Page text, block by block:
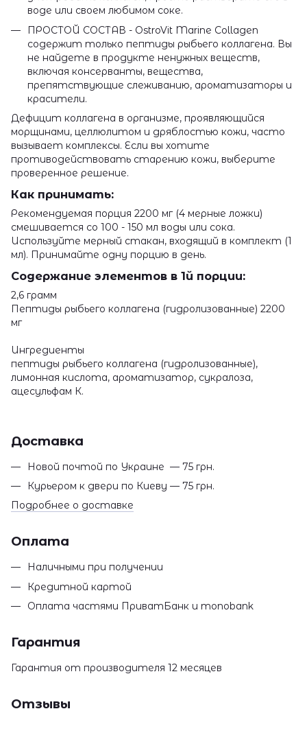
воде или своем любимом соке.
ПРОСТОЙ СОСТАВ - OstroVit Marine Collagen
содержит только пептиды рыбьего коллагена. Вы
не найдете в продукте ненужных веществ,
включая консерванты, вещества,
препятствующие слеживанию, ароматизаторы и
красители.
Дефицит коллагена в организме, проявляющийся
морщинами, целлюлитом и дряблостью кожи, часто
вызывает комплексы. Если вы хотите
противодействовать старению кожи, выберите
проверенное решение.
Как принимать:
Рекомендуемая порция 2200 мг (4 мерные ложки)
смешивается со 100 - 150 мл воды или сока.
Используйте мерный стакан, входящий в комплект (1
мл). Принимайте одну порцию в день.
Содержание элементов в 1й порции:
2,6 грамм
Пептиды рыбьего коллагена (гидролизованные) 2200
мг
Ингредиенты
пептиды рыбьего коллагена (гидролизованные),
лимонная кислота, ароматизатор, сукралоза,
ацесульфам К.
Доставка
Новой почтой по Украине — 75 грн.
Курьером к двери по Киеву — 75 грн.
Подробнее о доставке
Оплата
Наличными при получении
Кредитной картой
Оплата частями ПриватБанк и monobank
Гарантия
Гарантия от производителя 12 месяцев
Отзывы